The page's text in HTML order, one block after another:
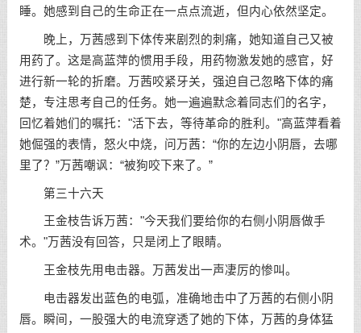
睡。她感到自己的生命正在一点点流逝，但内心依然坚定。
晚上，万茜感到下体传来剧烈的刺痛，她知道自己又被
用药了。这是高蓝萍的惯用手段，用药物激发她的感官，好
进行新一轮的折磨。万茜咬紧牙关，强迫自己忽略下体的痛
楚，专注思考自己的任务。她一遍遍默念着同志们的名字，
回忆着她们的嘱托："活下去，等待革命的胜利。"高蓝萍看着
她倔强的表情，怒火中烧，问万茜：“你的左边小阴唇，去哪
里了？”万茜嘲讽：“被狗咬下来了。”
第三十六天
王金枝告诉万茜："今天我们要给你的右侧小阴唇做手
术。"万茜没有回答，只是闭上了眼睛。
王金枝先用电击器。万茜发出一声凄厉的惨叫。
电击器发出蓝色的电弧，准确地击中了万茜的右侧小阴
唇。瞬间，一股强大的电流穿透了她的下体，万茜的身体猛